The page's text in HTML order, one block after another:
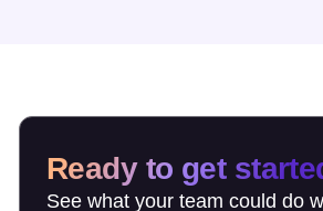
Ready to get
See what your team could do